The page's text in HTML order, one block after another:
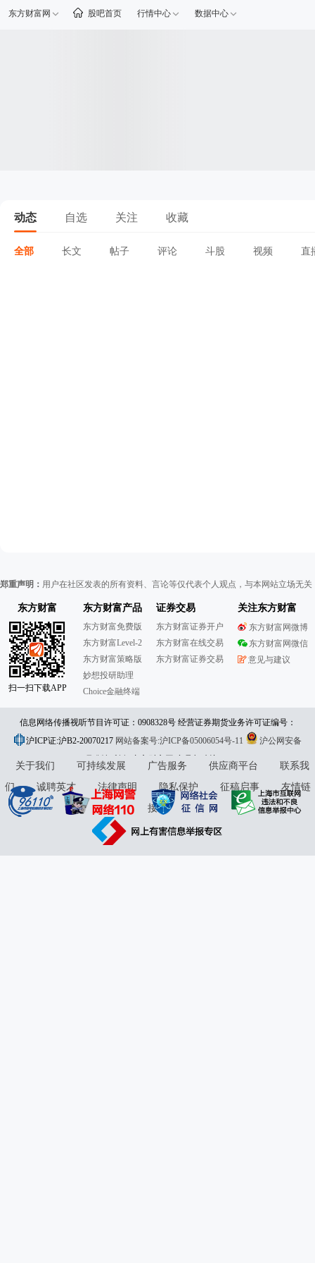
东方财富网 股吧首页 行情中心 数据中心
动态 自选 关注 收藏
全部 长文 帖子 评论 斗股 视频 直
郑重声明： 用户在社区发表的所有资料、言论等仅代表个人观点，与本网站立场无
东方财富
扫一扫下载APP
东方财富产品
东方财富免费版
东方财富Level-2
东方财富策略版
妙想投研助理
Choice金融终端
证券交易
东方财富证券开户
东方财富在线交易
东方财富证券交易
关注东方财富
东方财富网微博
东方财富网微信
意见与建议
信息网络传播视听节目许可证：0908328号 经营证券期货业务许可证编号：
913101046312860336 违法和不良信息举报:021-61278686 举报邮箱：
jubao@eastmoney.com
沪ICP证:沪B2-20070217 网站备案号:沪ICP备05006054号-11
沪公网安备
31010402000120号版权所有:东方财富网意见与建议:4000300059/952500
关于我们 可持续发展 广告服务 供应商平台
联系我
们
诚聘英才 法律声明 隐私保护 征稿启事
友情链
接